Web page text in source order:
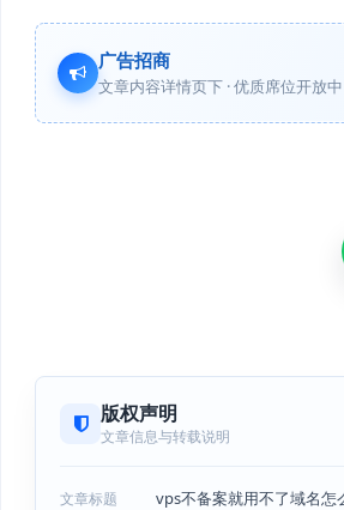
广告招商
文章内容详情页下 · 优质席位开放中
版权声明
文章信息与转载说明
文章标题 vps不备案就用不了域名怎